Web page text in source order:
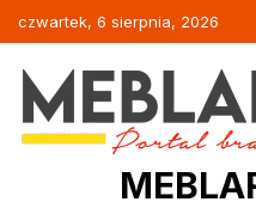
czwartek, 6 sierpnia, 2026